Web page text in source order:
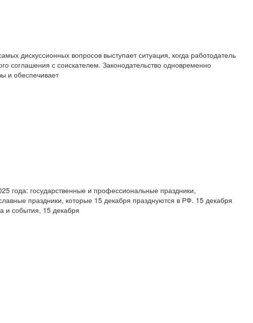
дискуссионных вопросов выступает ситуация, когда работодатель
соглашения с соискателем. Законодательство одновременно
и обеспечивает
года: государственные и профессиональные праздники,
праздники, которые 15 декабря празднуются в РФ. 15 декабря
и события, 15 декабря